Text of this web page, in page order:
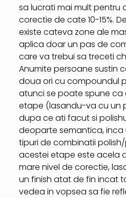
sa lucrati mai mult pentru
corectie de cate 10-15%.
existe cateva zone ale
aplica doar un pas de
care va trebui sa treceti
Anumite persoane sustin
doua ori cu compoundul
atunci se poate spune ca
etape (lasandu-va cu un
dupa ce ati facut si
deoparte semantica,
tipuri de combinatii
acestei etape este acela
mare nivel de corectie,
un finish atat de fin incat
vedea in vopsea sa fie